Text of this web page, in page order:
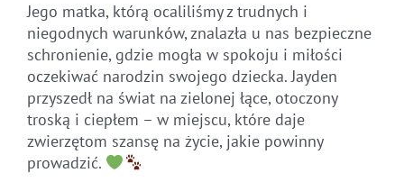
Jego matka, którą ocaliliśmy z trudnych i
niegodnych warunków, znalazła u nas bezpieczne
schronienie, gdzie mogła w spokoju i miłości
oczekiwać narodzin swojego dziecka. Jayden
przyszedł na świat na zielonej łące, otoczony
troską i ciepłem – w miejscu, które daje
zwierzętom szansę na życie, jakie powinny
prowadzić.